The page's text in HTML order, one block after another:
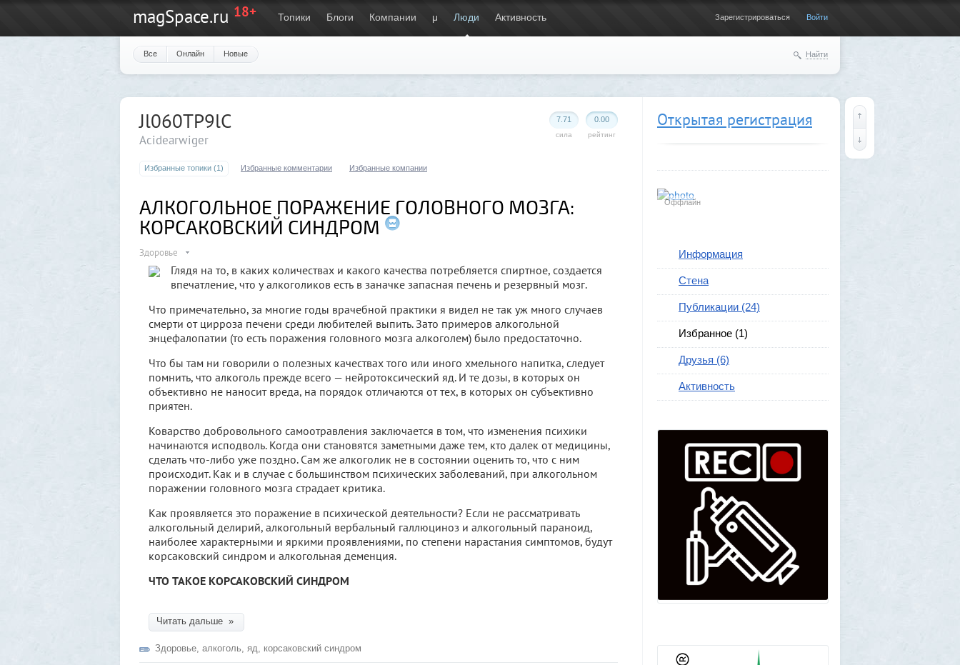
magSpace.ru 18+ Топики Блоги Компании μ Люди Активность Зарегистрироваться Войти
Все Онлайн Новые Найти
Открытая регистрация
Оффлайн
Информация
Стена
Публикации (24)
Избранное (1)
Друзья (6)
Активность
0.00
рейтинг
7.71
сила
Jl060TP9lC
Acidearwiger
Избранные топики (1) Избранные комментарии Избранные компании
АЛКОГОЛЬНОЕ ПОРАЖЕНИЕ ГОЛОВНОГО МОЗГА:
КОРСАКОВСКИЙ СИНДРОМ
Здоровье
Глядя на то, в каких количествах и какого качества потребляется спиртное, создается
впечатление, что у алкоголиков есть в заначке запасная печень и резервный мозг.
Что примечательно, за многие годы врачебной практики я видел не так уж много случаев
смерти от цирроза печени среди любителей выпить. Зато примеров алкогольной
энцефалопатии (то есть поражения головного мозга алкоголем) было предостаточно.
Что бы там ни говорили о полезных качествах того или иного хмельного напитка, следует
помнить, что алкоголь прежде всего — нейротоксический яд. И те дозы, в которых он
объективно не наносит вреда, на порядок отличаются от тех, в которых он субъективно
приятен.
Коварство добровольного самоотравления заключается в том, что изменения психики
начинаются исподволь. Когда они становятся заметными даже тем, кто далек от медицины,
сделать что-либо уже поздно. Сам же алкоголик не в состоянии оценить то, что с ним
происходит. Как и в случае с большинством психических заболеваний, при алкогольном
поражении головного мозга страдает критика.
Как проявляется это поражение в психической деятельности? Если не рассматривать
алкогольный делирий, алкогольный вербальный галлюциноз и алкогольный параноид,
наиболее характерными и яркими проявлениями, по степени нарастания симптомов, будут
корсаковский синдром и алкогольная деменция.
ЧТО ТАКОЕ КОРСАКОВСКИЙ СИНДРОМ
Читать дальше »
Здоровье, алкоголь, яд, корсаковский синдром